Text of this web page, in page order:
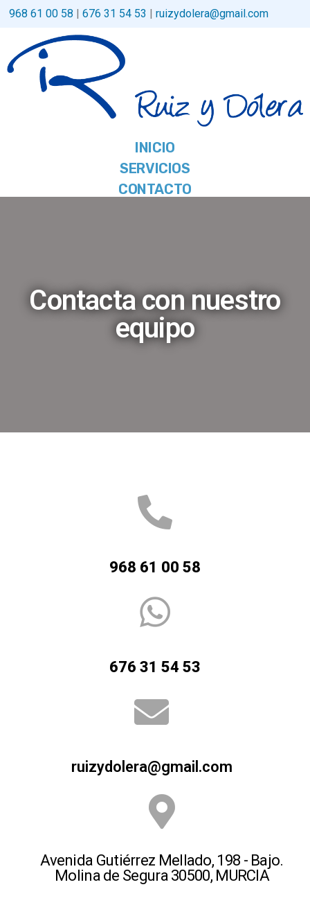
968 61 00 58 | 676 31 54 53 | ruizydolera@gmail.com
INICIO
SERVICIOS
CONTACTO
Contacta con nuestro
equipo
968 61 00 58
676 31 54 53
ruizydolera@gmail.com
Avenida Gutiérrez Mellado, 198 - Bajo.
Molina de Segura 30500, MURCIA